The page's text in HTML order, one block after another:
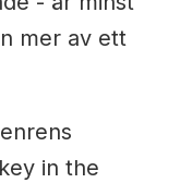
mer av ett
in the